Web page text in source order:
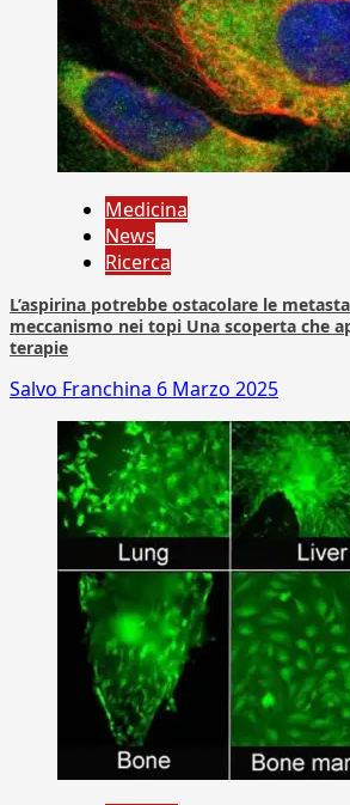
Medicina
News
Ricerca
L’aspirina potrebbe ostacolare le
meccanismo nei topi Una scoperta che
terapie
Salvo Franchina 6 Marzo 2025